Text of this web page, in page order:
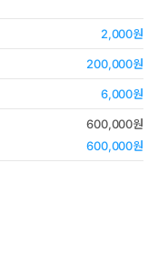
2,000원
200,000원
6,000원
600,000원
600,000원